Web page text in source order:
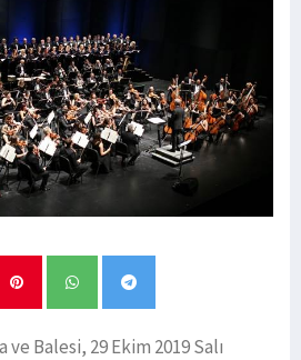
Balesi, 29 Ekim 2019 Salı